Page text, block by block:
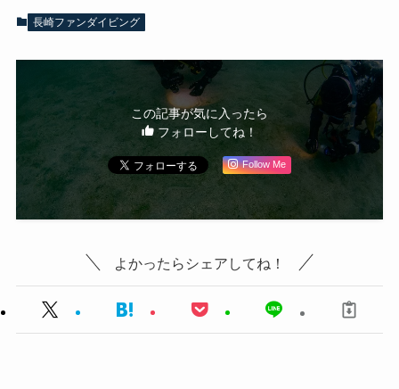
長崎ファンダイビング
この記事が気に入ったら
フォローしてね！
Follow Me
よかったらシェアしてね！